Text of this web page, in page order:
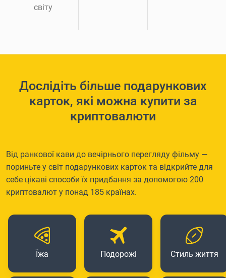
світу
Дослідіть більше подарункових
карток, які можна купити за
криптовалюти
Від ранкової кави до вечірнього перегляду фільму —
пориньте у світ подарункових карток та відкрийте для
себе цікаві способи їх придбання за допомогою 200
криптовалют у понад 185 країнах.
Їжа Подорожі Стиль життя